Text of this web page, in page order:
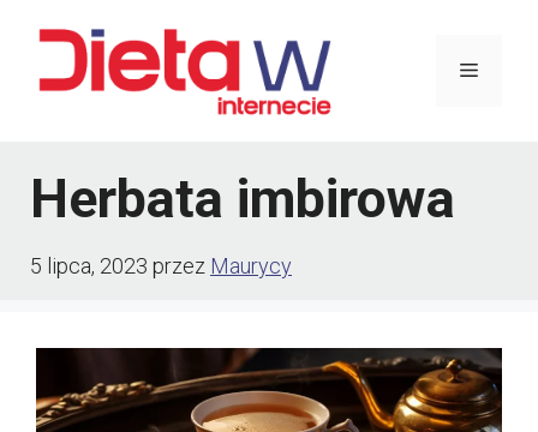
Menu
Herbata imbirowa
5 lipca, 2023 przez Maurycy